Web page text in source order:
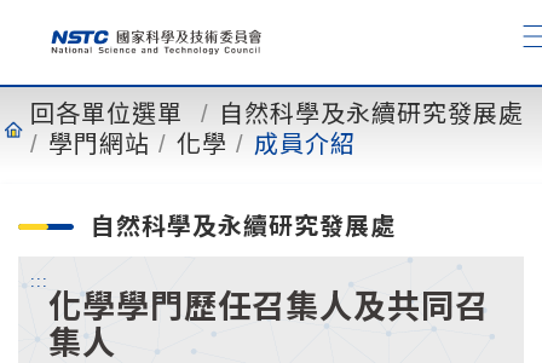
容 回各單位選單
自然科學及永續研究發展處
學門網站
化學 成員介紹
自然科學及永續研究發展處
:::
化學學門歷任召集人及共同召
集人